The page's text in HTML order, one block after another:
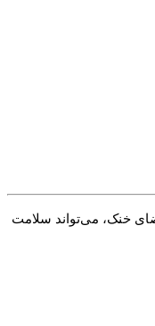
خنک، می‌تواند سلامت